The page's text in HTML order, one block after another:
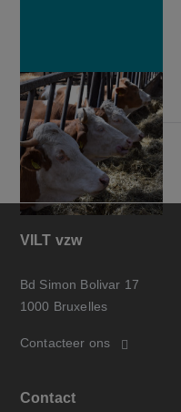
VILT vzw
Bd Simon Bolivar 17
1000 Bruxelles
Contacteer ons
Contact